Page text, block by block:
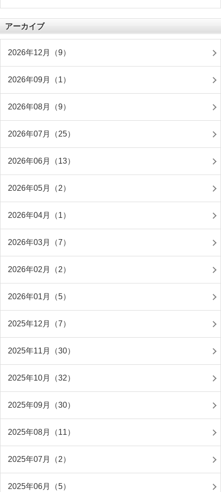
アーカイブ
2026年12月（9）
2026年09月（1）
2026年08月（9）
2026年07月（25）
2026年06月（13）
2026年05月（2）
2026年04月（1）
2026年03月（7）
2026年02月（2）
2026年01月（5）
2025年12月（7）
2025年11月（30）
2025年10月（32）
2025年09月（30）
2025年08月（11）
2025年07月（2）
2025年06月（5）